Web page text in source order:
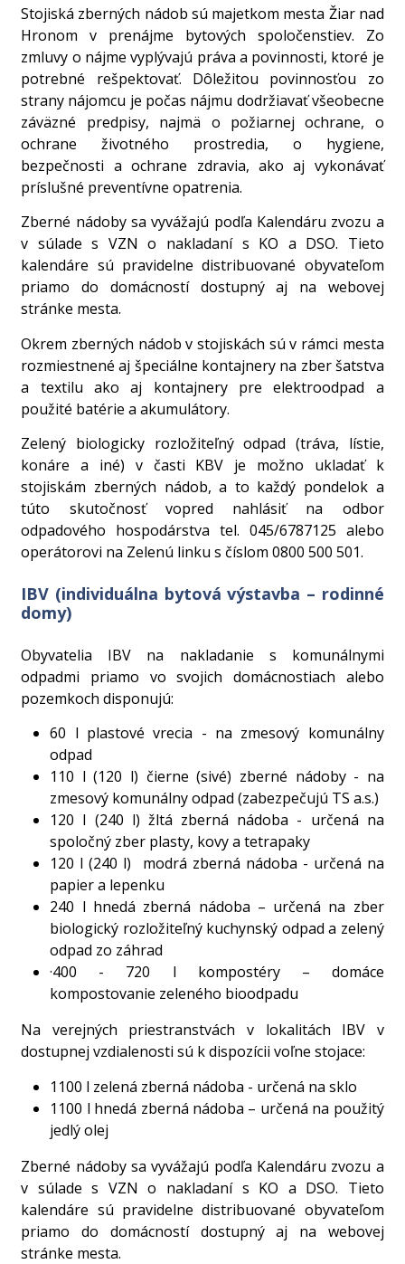
Stojiská zberných nádob sú majetkom mesta Žiar nad
Hronom v prenájme bytových spoločenstiev. Zo
zmluvy o nájme vyplývajú práva a povinnosti, ktoré je
potrebné rešpektovať. Dôležitou povinnosťou zo
strany nájomcu je počas nájmu dodržiavať všeobecne
záväzné predpisy, najmä o požiarnej ochrane, o
ochrane životného prostredia, o hygiene,
bezpečnosti a ochrane zdravia, ako aj vykonávať
príslušné preventívne opatrenia.
Zberné nádoby sa vyvážajú podľa Kalendáru zvozu a
v súlade s VZN o nakladaní s KO a DSO. Tieto
kalendáre sú pravidelne distribuované obyvateľom
priamo do domácností dostupný aj na webovej
stránke mesta.
Okrem zberných nádob v stojiskách sú v rámci mesta
rozmiestnené aj špeciálne kontajnery na zber šatstva
a textilu ako aj kontajnery pre elektroodpad a
použité batérie a akumulátory.
Zelený biologicky rozložiteľný odpad (tráva, lístie,
konáre a iné) v časti KBV je možno ukladať k
stojiskám zberných nádob, a to každý pondelok a
túto skutočnosť vopred nahlásiť na odbor
odpadového hospodárstva tel. 045/6787125 alebo
operátorovi na Zelenú linku s číslom 0800 500 501.
IBV (individuálna bytová výstavba – rodinné
domy)
Obyvatelia IBV na nakladanie s komunálnymi
odpadmi priamo vo svojich domácnostiach alebo
pozemkoch disponujú:
60 l plastové vrecia - na zmesový komunálny
odpad
110 l (120 l) čierne (sivé) zberné nádoby - na
zmesový komunálny odpad (zabezpečujú TS a.s.)
120 l (240 l) žltá zberná nádoba - určená na
spoločný zber plasty, kovy a tetrapaky
120 l (240 l) modrá zberná nádoba - určená na
papier a lepenku
240 l hnedá zberná nádoba – určená na zber
biologický rozložiteľný kuchynský odpad a zelený
odpad zo záhrad
·400 - 720 l kompostéry – domáce
kompostovanie zeleného bioodpadu
Na verejných priestranstvách v lokalitách IBV v
dostupnej vzdialenosti sú k dispozícii voľne stojace:
1100 l zelená zberná nádoba - určená na sklo
1100 l hnedá zberná nádoba – určená na použitý
jedlý olej
Zberné nádoby sa vyvážajú podľa Kalendáru zvozu a
v súlade s VZN o nakladaní s KO a DSO. Tieto
kalendáre sú pravidelne distribuované obyvateľom
priamo do domácností dostupný aj na webovej
stránke mesta.